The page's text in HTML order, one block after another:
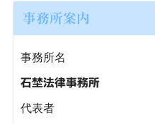
事務所案内
事務所名
石埜法律事務所
代表者